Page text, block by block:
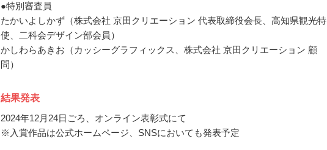
●特別審査員
たかいよしかず（株式会社 京田クリエーション 代表取締役会長、高知県観光特
使、二科会デザイン部会員）
かしわらあきお（カッシーグラフィックス、株式会社 京田クリエーション 顧
問）
結果発表
2024年12月24日ごろ、オンライン表彰式にて
※入賞作品は公式ホームページ、SNSにおいても発表予定